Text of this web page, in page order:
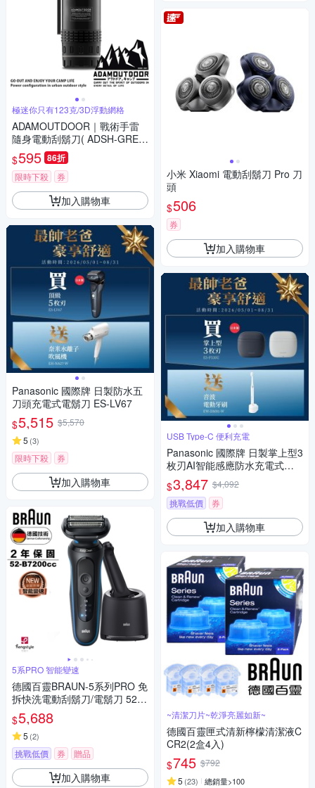
極迷你只有123克/3D浮動網格
ADAMOUTDOOR｜戰術手雷
隨身電動刮鬍刀( ADSH-GRE6
00 旅行 戶外)
$595 86折
限時下殺 券
加入購物車
Panasonic 國際牌 日製防水五
刀頭充電式電鬍刀 ES-LV67
$5,515 $5,570
5 (3)
限時下殺 券
加入購物車
5系PRO 智能變速
德國百靈BRAUN-5系列PRO 免
拆快洗電動刮鬍刀/電鬍刀 52-B
7200cc
$5,688
5 (2)
挑戰低價 券 贈品
加入購物車
小米 Xiaomi 電動刮鬍刀 Pro 刀
頭
$506
券
加入購物車
USB Type-C 便利充電
Panasonic 國際牌 日製掌上型3
枚刃AI智能感應防水充電式電
鬍刀 ES-P330U 送原廠禮
$3,847 $4,092
挑戰低價
券
加入購物車
~清潔刀片~乾淨亮麗如新~
德國百靈匣式清新檸檬清潔液C
CR2(2盒4入)
$745 $792
5 (23) 總銷量>100